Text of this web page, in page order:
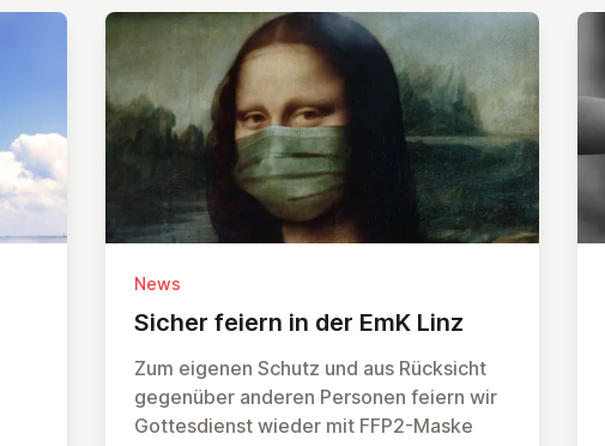
News
Sicher feiern in der EmK Linz
Zum eigenen Schutz und aus Rücksicht
gegenüber anderen Personen feiern wir
Gottesdienst wieder mit FFP2-Maske